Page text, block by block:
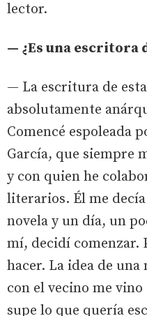
lector.
— ¿Es una escritora
— La escritura de
absolutamente
Comencé espoleada
García, que siempre
y con quien he
literarios. Él me
novela y un día, un
mí, decidí comenzar.
hacer. La idea de
con el vecino me
supe lo que quería